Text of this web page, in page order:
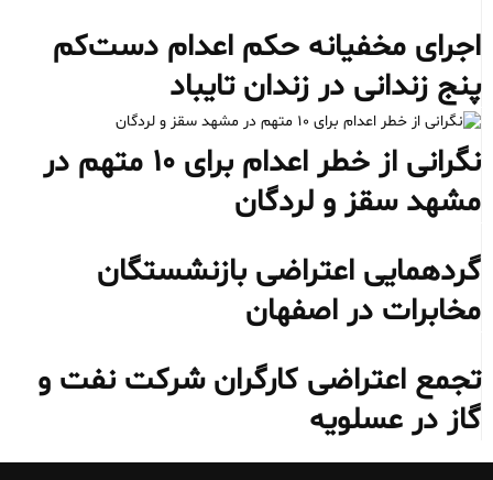
اجرای مخفیانه حکم اعدام دست‌کم
پنج زندانی در زندان تایباد
نگرانی از خطر اعدام برای ۱۰ متهم در
مشهد سقز و لردگان
گردهمایی اعتراضی بازنشستگان
مخابرات در اصفهان
تجمع اعتراضی کارگران شرکت نفت و
گاز در عسلویه